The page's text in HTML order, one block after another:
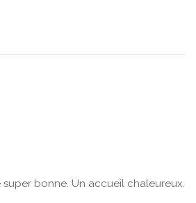
bonne. Un accueil chaleureux.